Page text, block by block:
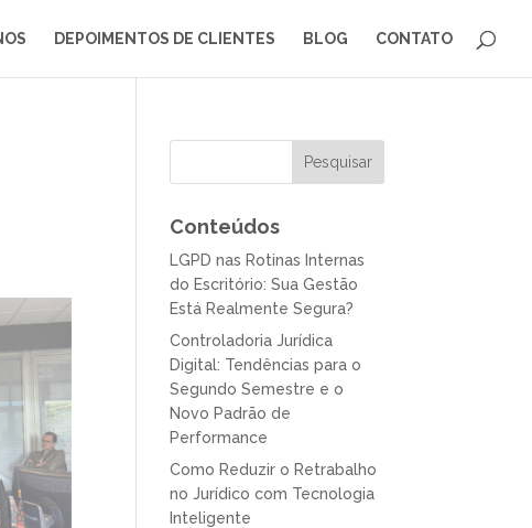
DEPOIMENTOS DE CLIENTES BLOG CONTATO
Conteúdos
LGPD nas Rotinas Internas
do Escritório: Sua Gestão
Está Realmente Segura?
Controladoria Jurídica
Digital: Tendências para o
Segundo Semestre e o
Novo Padrão de
Performance
Como Reduzir o Retrabalho
no Jurídico com Tecnologia
Inteligente